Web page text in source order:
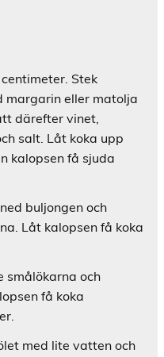
Stek
margarin eller matolja
därefter vinet,
salt. Låt koka upp
kalopsen få sjuda
buljongen och
Låt kalopsen få koka
smålökarna och
få koka
med lite vatten och